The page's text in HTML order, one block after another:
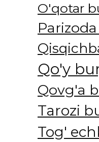
O'qotar
Qo'y
Qovg'a
Tarozi
Tog'